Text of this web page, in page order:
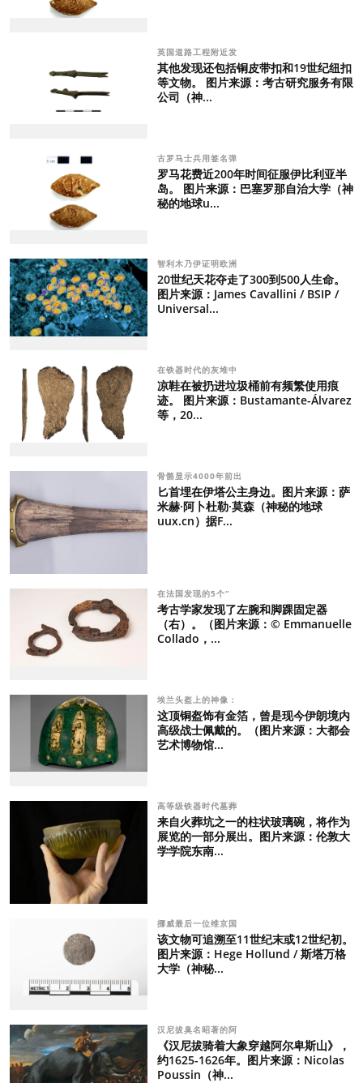
英国道路工程附近发
其他发现还包括铜皮带扣和19世纪纽扣
等文物。 图片来源：考古研究服务有限
公司（神...
古罗马士兵用签名弹
罗马花费近200年时间征服伊比利亚半
岛。 图片来源：巴塞罗那自治大学（神
秘的地球u...
智利木乃伊证明欧洲
20世纪天花夺走了300到500人生命。
图片来源：James Cavallini / BSIP /
Universal...
在铁器时代的灰堆中
凉鞋在被扔进垃圾桶前有频繁使用痕
迹。 图片来源：Bustamante-Álvarez
等，20...
骨骼显示4000年前出
匕首埋在伊塔公主身边。图片来源：萨
米赫·阿卜杜勒·莫森（神秘的地球
uux.cn）据F...
在法国发现的5个“
考古学家发现了左腕和脚踝固定器
（右）。（图片来源：© Emmanuelle
Collado，...
埃兰头盔上的神像：
这顶铜盔饰有金箔，曾是现今伊朗境内
高级战士佩戴的。（图片来源：大都会
艺术博物馆...
高等级铁器时代墓葬
来自火葬坑之一的柱状玻璃碗，将作为
展览的一部分展出。图片来源：伦敦大
学学院东南...
挪威最后一位维京国
该文物可追溯至11世纪末或12世纪初。
图片来源：Hege Hollund / 斯塔万格
大学（神秘...
汉尼拔臭名昭著的阿
《汉尼拔骑着大象穿越阿尔卑斯山》，
约1625-1626年。图片来源：Nicolas
Poussin（神...